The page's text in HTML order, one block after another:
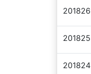
201826
201825
201824